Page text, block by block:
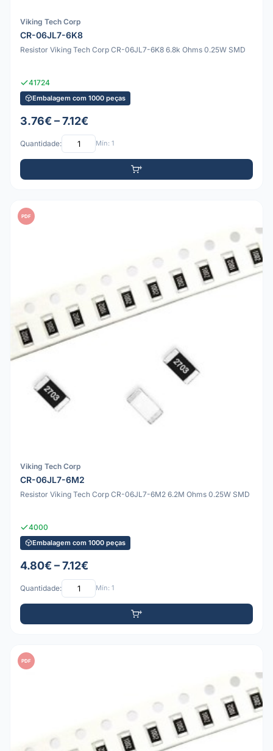
Viking Tech Corp
CR-06JL7-6K8
Resistor Viking Tech Corp CR-06JL7-6K8 6.8k Ohms 0.25W SMD
41724
Embalagem com 1000 peças
3.76€ – 7.12€
Quantidade: Mín: 1
PDF
Viking Tech Corp
CR-06JL7-6M2
Resistor Viking Tech Corp CR-06JL7-6M2 6.2M Ohms 0.25W SMD
4000
Embalagem com 1000 peças
4.80€ – 7.12€
Quantidade: Mín: 1
PDF